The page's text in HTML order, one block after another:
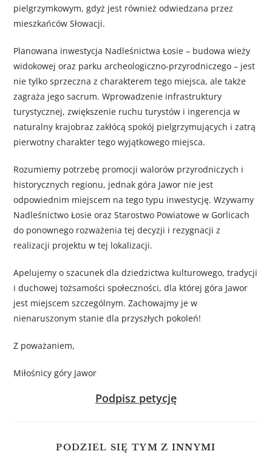
pielgrzymkowym, gdyż jest również odwiedzana przez
mieszkańców Słowacji.
Planowana inwestycja Nadleśnictwa Łosie – budowa wieży
widokowej oraz parku archeologiczno-przyrodniczego – jest
nie tylko sprzeczna z charakterem tego miejsca, ale także
zagraża jego sacrum. Wprowadzenie infrastruktury
turystycznej, zwiększenie ruchu turystów i ingerencja w
naturalny krajobraz zakłócą spokój pielgrzymujących i zatrą
pierwotny charakter tego wyjątkowego miejsca.
Rozumiemy potrzebę promocji walorów przyrodniczych i
historycznych regionu, jednak góra Jawor nie jest
odpowiednim miejscem na tego typu inwestycję. Wzywamy
Nadleśnictwo Łosie oraz Starostwo Powiatowe w Gorlicach
do ponownego rozważenia tej decyzji i rezygnacji z
realizacji projektu w tej lokalizacji.
Apelujemy o szacunek dla dziedzictwa kulturowego, tradycji
i duchowej tożsamości społeczności, dla której góra Jawor
jest miejscem szczególnym. Zachowajmy je w
nienaruszonym stanie dla przyszłych pokoleń!
Z poważaniem,
Miłośnicy góry Jawor
Podpisz petycję
PODZIEL SIĘ TYM Z INNYMI